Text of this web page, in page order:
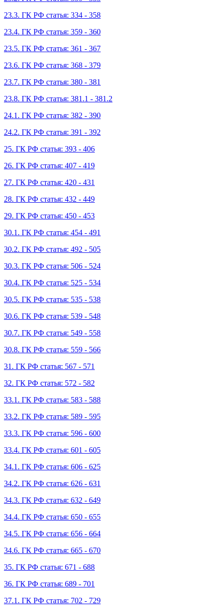
23.3. ГК РФ статья: 334 - 358
23.4. ГК РФ статья: 359 - 360
23.5. ГК РФ статья: 361 - 367
23.6. ГК РФ статья: 368 - 379
23.7. ГК РФ статья: 380 - 381
23.8. ГК РФ статья: 381.1 - 381.2
24.1. ГК РФ статья: 382 - 390
24.2. ГК РФ статья: 391 - 392
25. ГК РФ статья: 393 - 406
26. ГК РФ статья: 407 - 419
27. ГК РФ статья: 420 - 431
28. ГК РФ статья: 432 - 449
29. ГК РФ статья: 450 - 453
30.1. ГК РФ статья: 454 - 491
30.2. ГК РФ статья: 492 - 505
30.3. ГК РФ статья: 506 - 524
30.4. ГК РФ статья: 525 - 534
30.5. ГК РФ статья: 535 - 538
30.6. ГК РФ статья: 539 - 548
30.7. ГК РФ статья: 549 - 558
30.8. ГК РФ статья: 559 - 566
31. ГК РФ статья: 567 - 571
32. ГК РФ статья: 572 - 582
33.1. ГК РФ статья: 583 - 588
33.2. ГК РФ статья: 589 - 595
33.3. ГК РФ статья: 596 - 600
33.4. ГК РФ статья: 601 - 605
34.1. ГК РФ статья: 606 - 625
34.2. ГК РФ статья: 626 - 631
34.3. ГК РФ статья: 632 - 649
34.4. ГК РФ статья: 650 - 655
34.5. ГК РФ статья: 656 - 664
34.6. ГК РФ статья: 665 - 670
35. ГК РФ статья: 671 - 688
36. ГК РФ статья: 689 - 701
37.1. ГК РФ статья: 702 - 729